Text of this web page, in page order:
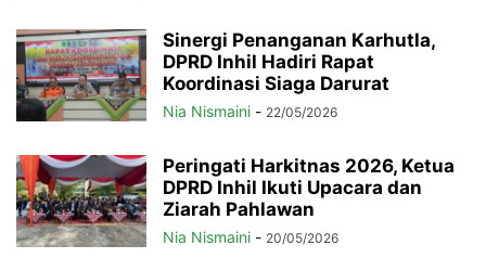
Sinergi Penanganan Karhutla,
DPRD Inhil Hadiri Rapat
Koordinasi Siaga Darurat
Nia Nismaini - 22/05/2026
Peringati Harkitnas 2026, Ketua
DPRD Inhil Ikuti Upacara dan
Ziarah Pahlawan
Nia Nismaini - 20/05/2026